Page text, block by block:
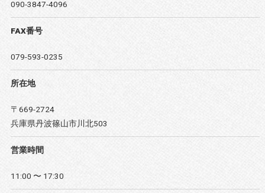
090-3847-4096
FAX番号
079-593-0235
所在地
〒669-2724
兵庫県丹波篠山市川北503
営業時間
11:00 〜 17:30